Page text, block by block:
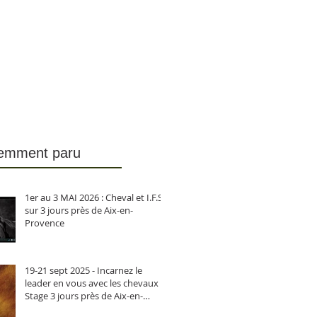
paru
1er au 3 MAI 2026 : Cheval et I.F.S.
sur 3 jours près de Aix-en-
Provence
19-21 sept 2025 - Incarnez le
leader en vous avec les chevaux -
Stage 3 jours près de Aix-en-